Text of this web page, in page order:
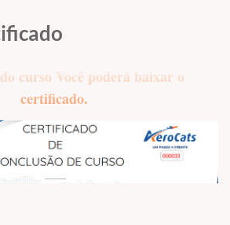
curso Você poderá baixar o
certificado.